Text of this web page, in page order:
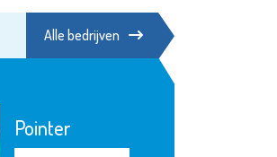
Alle bedrijven
Pointer